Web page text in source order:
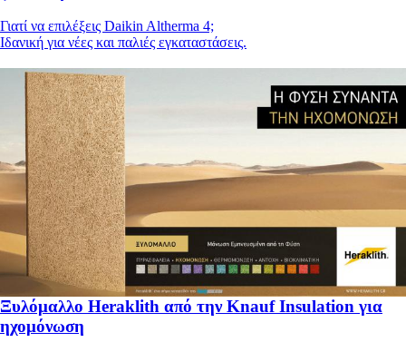
Γιατί να επιλέξεις Daikin Altherma 4;
Ιδανική για νέες και παλιές εγκαταστάσεις.
Ξυλόμαλλο Heraklith από την Knauf Insulation για
ηχομόνωση